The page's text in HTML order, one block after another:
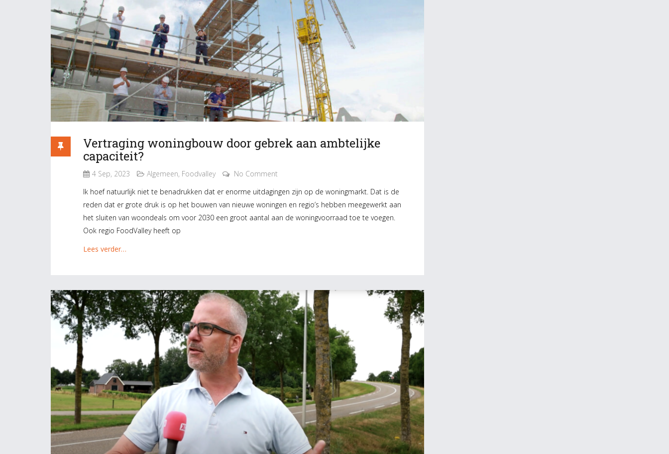
Vertraging woningbouw door gebrek aan ambtelijke
capaciteit?
4 Sep, 2023 Algemeen, Foodvalley
No Comment
Ik hoef natuurlijk niet te benadrukken dat er enorme uitdagingen zijn op de woningmarkt. Dat is de
reden dat er grote druk is op het bouwen van nieuwe woningen en regio’s hebben meegewerkt aan
het sluiten van woondeals om voor 2030 een groot aantal aan de woningvoorraad toe te voegen.
Ook regio FoodValley heeft op
Lees verder…